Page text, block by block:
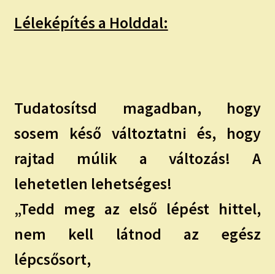
Léleképítés a Holddal:
Tudatosítsd magadban, hogy
sosem késő változtatni és, hogy
rajtad múlik a változás! A
lehetetlen lehetséges!
„Tedd meg az első lépést hittel,
nem kell látnod az egész
lépcsősort,